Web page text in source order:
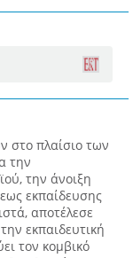
στο πλαίσιο των
την
την άνοιξη
εκπαίδευσης
αποτέλεσε
εκπαιδευτική
τον κομβικό